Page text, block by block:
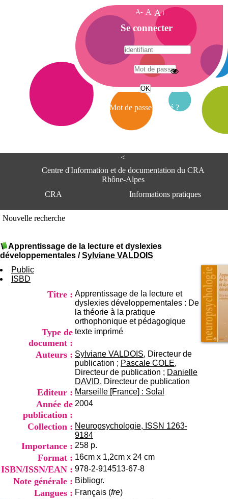
<
Centre d'Information et de documentation du CRA
Rhône-Alpes
CRA
Informations pratiques
Centre Hospitalier le Vinatier
bât 211
95, Bd Pinel
9h00-12h00 13h30-16h00
Contact
Tél:+33(0)4 37 91 54 65
Fax:+33(0)4 37 91 54 37
Nouvelle recherche
Apprentissage de la lecture et dyslexies
développementales /Sylviane VALDOIS
Public
ISBD
Titre : Apprentissage de la lecture et
dyslexies développementales : De
la théorie à la pratique
orthophonique et pédagogique
Type de
document :
texte imprimé
Auteurs : Sylviane VALDOIS, Directeur de
publication ; Pascale COLE,
Directeur de publication ; Danielle
DAVID, Directeur de publication
Editeur : Marseille [France] : Solal
Année de
publication :
2004
Collection : Neuropsychologie, ISSN 1263-
9184
Importance : 258 p.
Format : 16cm x 1,2cm x 24 cm
ISBN/ISSN/EAN : 978-2-914513-67-8
Note générale : Bibliogr.
Langues : Français (fre)
A- A A+
A
c
c
e
i
Se connecter
Mot de passe oublié ?
A
e
e
n
f
o
t
i
o
n
e
d
e
D
o
c
u
m
n
t
a
i
o
n
d